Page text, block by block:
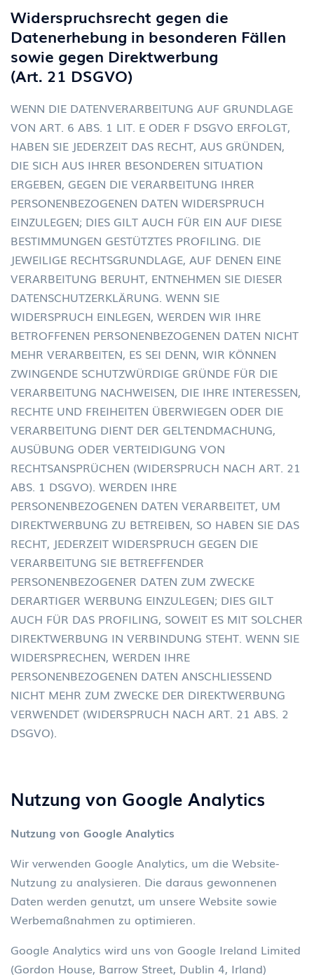
Widerspruchsrecht gegen die
Datenerhebung in besonderen Fällen
sowie gegen Direktwerbung
(Art. 21 DSGVO)
WENN DIE DATENVERARBEITUNG AUF GRUNDLAGE
VON ART. 6 ABS. 1 LIT. E ODER F DSGVO ERFOLGT,
HABEN SIE JEDERZEIT DAS RECHT, AUS GRÜNDEN,
DIE SICH AUS IHRER BESONDEREN SITUATION
ERGEBEN, GEGEN DIE VERARBEITUNG IHRER
PERSONENBEZOGENEN DATEN WIDERSPRUCH
EINZULEGEN; DIES GILT AUCH FÜR EIN AUF DIESE
BESTIMMUNGEN GESTÜTZTES PROFILING. DIE
JEWEILIGE RECHTSGRUNDLAGE, AUF DENEN EINE
VERARBEITUNG BERUHT, ENTNEHMEN SIE DIESER
DATENSCHUTZERKLÄRUNG. WENN SIE
WIDERSPRUCH EINLEGEN, WERDEN WIR IHRE
BETROFFENEN PERSONENBEZOGENEN DATEN NICHT
MEHR VERARBEITEN, ES SEI DENN, WIR KÖNNEN
ZWINGENDE SCHUTZWÜRDIGE GRÜNDE FÜR DIE
VERARBEITUNG NACHWEISEN, DIE IHRE INTERESSEN,
RECHTE UND FREIHEITEN ÜBERWIEGEN ODER DIE
VERARBEITUNG DIENT DER GELTENDMACHUNG,
AUSÜBUNG ODER VERTEIDIGUNG VON
RECHTSANSPRÜCHEN (WIDERSPRUCH NACH ART. 21
ABS. 1 DSGVO). WERDEN IHRE
PERSONENBEZOGENEN DATEN VERARBEITET, UM
DIREKTWERBUNG ZU BETREIBEN, SO HABEN SIE DAS
RECHT, JEDERZEIT WIDERSPRUCH GEGEN DIE
VERARBEITUNG SIE BETREFFENDER
PERSONENBEZOGENER DATEN ZUM ZWECKE
DERARTIGER WERBUNG EINZULEGEN; DIES GILT
AUCH FÜR DAS PROFILING, SOWEIT ES MIT SOLCHER
DIREKTWERBUNG IN VERBINDUNG STEHT. WENN SIE
WIDERSPRECHEN, WERDEN IHRE
PERSONENBEZOGENEN DATEN ANSCHLIESSEND
NICHT MEHR ZUM ZWECKE DER DIREKTWERBUNG
VERWENDET (WIDERSPRUCH NACH ART. 21 ABS. 2
DSGVO).
Nutzung von Google Analytics
Nutzung von Google Analytics
Wir verwenden Google Analytics, um die Website-
Nutzung zu analysieren. Die daraus gewonnenen
Daten werden genutzt, um unsere Website sowie
Werbemaßnahmen zu optimieren.
Google Analytics wird uns von Google Ireland Limited
(Gordon House, Barrow Street, Dublin 4, Irland)